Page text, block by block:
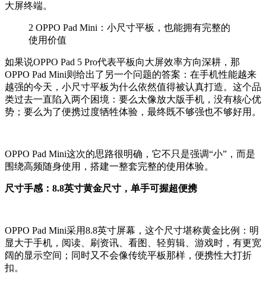
大屏终端。
2 OPPO Pad Mini：小尺寸平板，也能拥有完整的
使用价值
如果说OPPO Pad 5 Pro代表平板向大屏效率方向深耕，那
OPPO Pad Mini则给出了另一个问题的答案：在手机性能越来
越强的今天，小尺寸平板为什么依然值得被认真打造。这个品
类过去一直陷入两个困境：要么太像放大版手机，没有核心优
势；要么为了便携过度牺牲体验，最终既不够强也不够好用。
OPPO Pad Mini这次的思路很明确，它不只是强调“小”，而是
围绕高频随身使用 ，搭建一整套完整的使用体验。
尺寸手感：8.8英寸黄金尺寸，单手可握超便携
OPPO Pad Mini采用8.8英寸屏幕，这个尺寸堪称黄金比例：明
显大于手机，阅读、刷资讯、看图、轻剪辑、游戏时，有更宽
阔的显示空间；同时又不会像传统平板那样，便携性大打折
扣。